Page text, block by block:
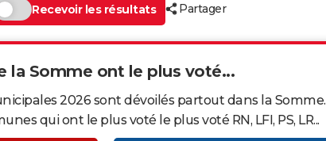
Recevoir les résultats
Partager
la Somme ont le plus voté...
2026 sont dévoilés partout dans la Somme.
qui ont le plus voté le plus voté RN, LFI, PS, LR...